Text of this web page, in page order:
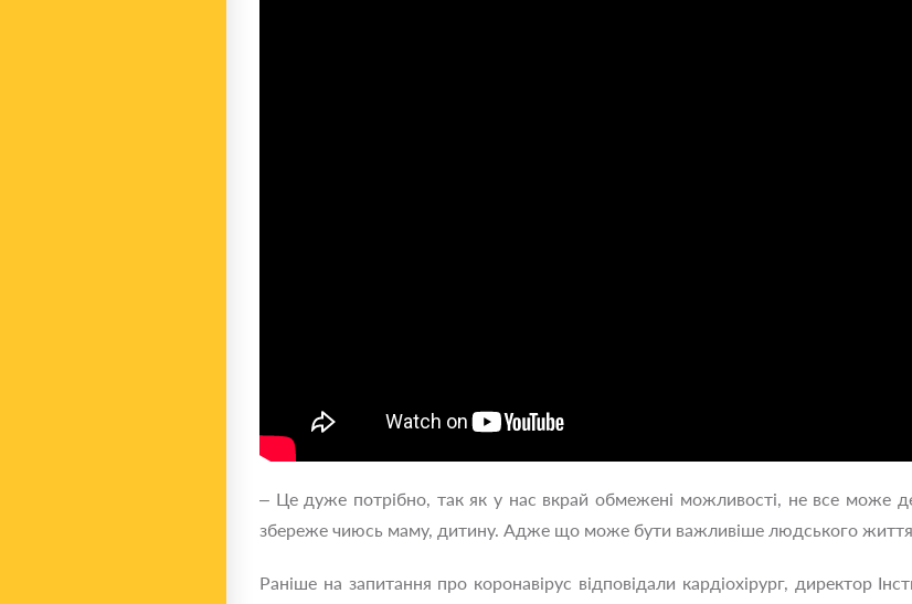
– Це дуже потрібно, так як у нас вкрай обмежені можливості, не все може
збереже чиюсь маму, дитину. Адже що може бути важливіше людського
Раніше на запитання про коронавірус відповідали кардіохірург, директор